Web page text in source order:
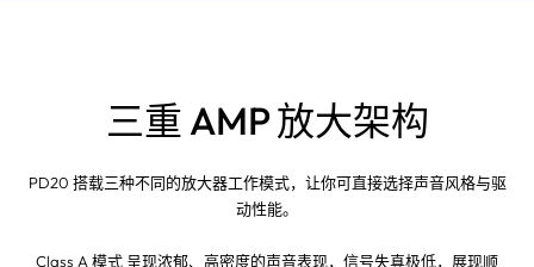
三重 AMP 放大架构
PD20 搭载三种不同的放大器工作模式，让你可直接选择声音风格与驱
动性能。
Class A 模式 呈现浓郁、高密度的声音表现，信号失真极低，展现顺